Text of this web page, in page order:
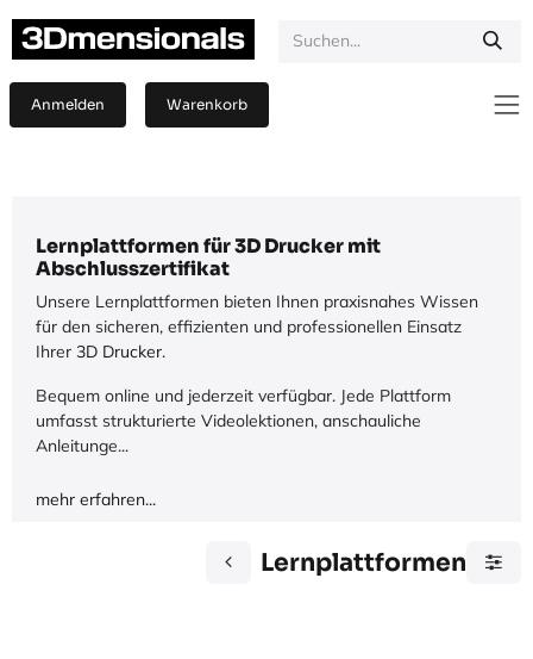
Anmelden Warenkorb
Lernplattformen für 3D Drucker mit
Abschlusszertifikat
Unsere Lernplattformen bieten Ihnen praxisnahes Wissen
für den sicheren, effizienten und professionellen Einsatz
Ihrer 3D Drucker.
Bequem online und jederzeit verfügbar. Jede Plattform
umfasst strukturierte Videolektionen, anschauliche
Anleitunge...
mehr erfahren...
Lernplattformen